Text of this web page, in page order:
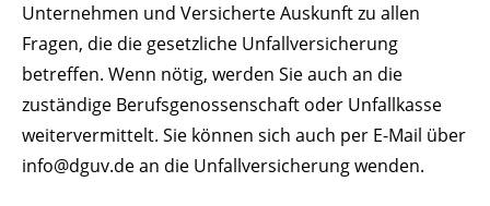
Unternehmen und Versicherte Auskunft zu allen
Fragen, die die gesetzliche Unfallversicherung
betreffen. Wenn nötig, werden Sie auch an die
zuständige Berufsgenossenschaft oder Unfallkasse
weitervermittelt. Sie können sich auch per E-Mail über
info@dguv.de an die Unfallversicherung wenden.